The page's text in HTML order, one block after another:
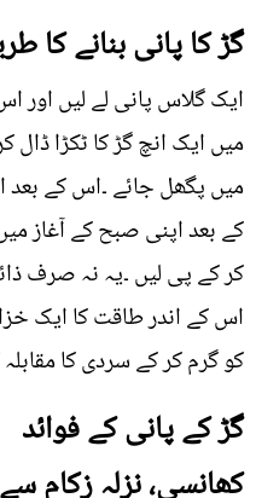
گڑ کا پانی بنانے کا
ایک گلاس پانی لے لیں اور
میں ایک انچ گڑ کا ٹکڑا
میں پگھل جائے ۔اس کے بعد
کے بعد اپنی صبح کے آغاز
کر کے پی لیں ۔یہ نہ صرف
اس کے اندر طاقت کا ایک
کو گرم کر کے سردی کا
گڑ کے پانی کے فوائد
کھانسی، نزلہ زکام